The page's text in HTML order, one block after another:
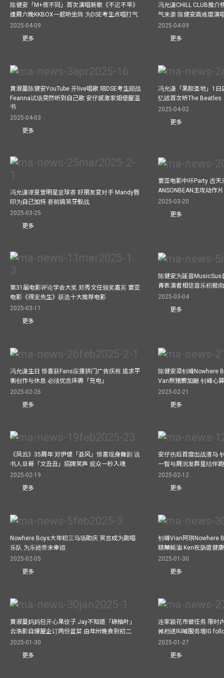
陈健安「M+夜不同」首次演唱新歌《不迟不早》
逢周六晚KKBOX一起听坐阵 为DSE考生点唱打气
2025-04-09
更多
冯允谦CHILL CLUB推介
气来袭 陈健安高难度演
2025-04-09
更多
黄淑蔓陈健安YouTube 开live唱歌 陪DSE考生迎战
Feanna试场突然听到自己歌 安仔感激家姐借屋温
书
2025-04-03
更多
冯允谦「黑胶圣地」1日
忆述首次听The Beatles
2025-04-02
更多
冯允谦谭旻萱明星篮球赛 好朋友变对手 Mandy唇
印为自己加持 赛前搞笑牙骹战
2025-03-25
更多
寰亚电影中环Party 古
ANSONBEAN主攻动作
2025-03-20
更多
第31届电影评论学会大奖 郑秀文任颁奖嘉宾 寰亚
电影《得宠先生》获选十大推荐电影
2025-03-11
更多
陈健安为延音MusicSus
青表演者相信音乐积极
2025-03-04
更多
冯允谦生日 惊喜获Fans应援拱门广告庆祝 追求平
衡创作与休息 必须优质床褥「充电」
2025-02-26
更多
陈健安梁钊峰Nowhere
Van熬猪髀加餸 钊峰心
2025-02-21
更多
《风云》35周年 郑伊健「聂风」惊喜现身舞剧 说
书人旦哥「文丑丑」招牌笑声 观众一秒入魂
2025-02-19
更多
安仔伤后首度出战渣马
一智与周润发群星结伴
2025-02-12
更多
Nowhere Boys大年初三马场助庆 笑言成为跳唱
乐队 为乐迷带来幸运
2025-02-05
更多
钊峰Vian阿珙Nowhere
糕蘸蚝油 Ken祝肠道健康
2025-01-30
更多
黄淑蔓妈妈包开心果饺子 Jay不知道「碌柚叶」
云浩影自爆屋企订两份盆菜 由年卅晚食到初二
2025-01-30
更多
连家颖花市做任务 限时
摊档送叫喊服务增IG
2025-01-27
更多